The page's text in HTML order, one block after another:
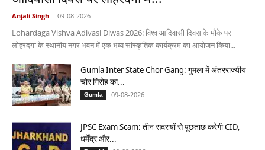
Anjali Singh - 09-08-2026
Lohardaga Vishva Adivasi Diwas 2026: विश्व आदिवासी दिवस के मौके पर
लोहरदगा के स्थानीय नगर भवन में एक भव्य सांस्कृतिक कार्यक्रम का आयोजन किया...
Gumla Inter State Chor Gang: गुमला में अंतरराज्यीय
चोर गिरोह का...
Gumla 09-08-2026
JPSC Exam Scam: तीन सदस्यों से पूछताछ करेगी CID,
धर्मेंद्र और...